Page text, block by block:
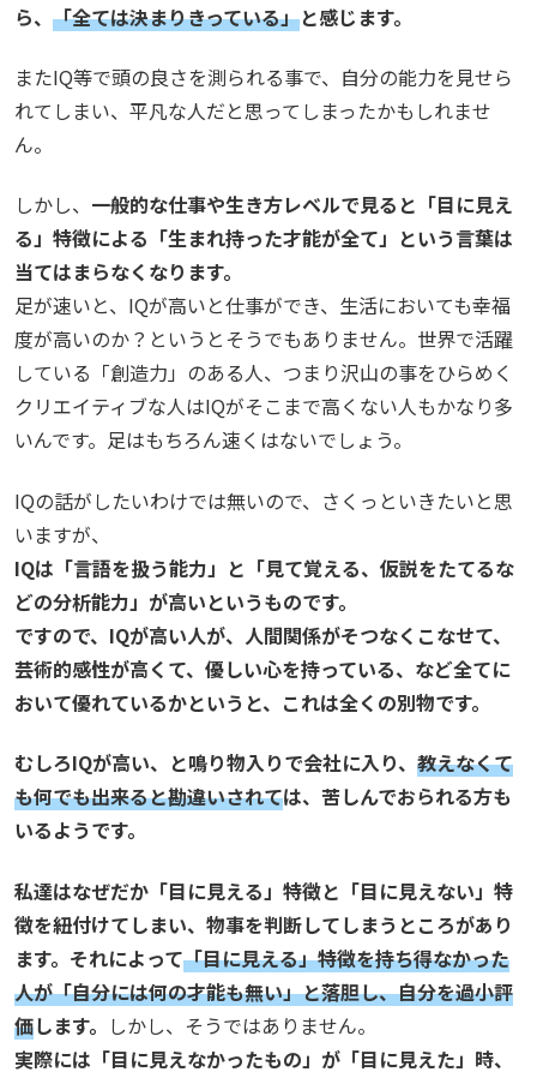
ら、 「全ては決まりきっている」と感じます。
またIQ等で頭の良さを測られる事で、自分の能力を見せら
れてしまい、平凡な人だと思ってしまったかもしれませ
ん。
しかし、 一般的な仕事や生き方レベルで見ると「目に見え
る」特徴による「生まれ持った才能が全て」という言葉は
当てはまらなくなります。
足が速いと、IQが高いと仕事ができ、生活においても幸福
度が高いのか？というとそうでもありません。世界で活躍
している「創造力」のある人、つまり沢山の事をひらめく
クリエイティブな人はIQがそこまで高くない人もかなり多
いんです。足はもちろん速くはないでしょう。
IQの話がしたいわけでは無いので、さくっといきたいと思
いますが、
IQは「言語を扱う能力」と「見て覚える、仮説をたてるな
どの分析能力」が高いというものです。
ですので、IQが高い人が、人間関係がそつなくこなせて、
芸術的感性が高くて、優しい心を持っている、など全てに
おいて優れているかというと、これは全くの別物です。
むしろIQが高い、と鳴り物入りで会社に入り、 教えなくて
も何でも出来ると勘違いされては、苦しんでおられる方も
いるようです。
私達はなぜだか「目に見える」特徴と「目に見えない」特
徴を紐付けてしまい、物事を判断してしまうところがあり
ます。それによって「目に見える」特徴を持ち得なかった
人が「自分には何の才能も無い」と落胆し、自分を過小評
価します。 しかし、そうではありません。
実際には「目に見えなかったもの」が「目に見えた」時、